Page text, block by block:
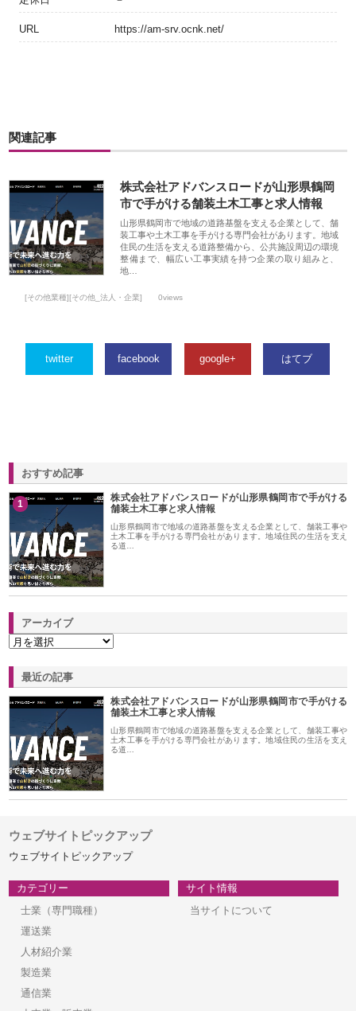
URL https://am-srv.ocnk.net/
関連記事
株式会社アドバンスロードが山形県鶴岡
市で手がける舗装土木工事と求人情報
山形県鶴岡市で地域の道路基盤を支える企業として、舗
装工事や土木工事を手がける専門会社があります。地域
住民の生活を支える道路整備から、公共施設周辺の環境
整備まで、幅広い工事実績を持つ企業の取り組みと、
地…
[その他業種][その他_法人・企業] 0views
twitter facebook google+ はてブ
おすすめ記事
1
株式会社アドバンスロードが山形県鶴岡市で手がける
舗装土木工事と求人情報
山形県鶴岡市で地域の道路基盤を支える企業として、舗装工事や
土木工事を手がける専門会社があります。地域住民の生活を支え
る道…
アーカイブ
最近の記事
株式会社アドバンスロードが山形県鶴岡市で手がける
舗装土木工事と求人情報
山形県鶴岡市で地域の道路基盤を支える企業として、舗装工事や
土木工事を手がける専門会社があります。地域住民の生活を支え
る道…
ウェブサイトピックアップ
ウェブサイトピックアップ
カテゴリー
士業（専門職種）
運送業
人材紹介業
製造業
通信業
サイト情報
当サイトについて